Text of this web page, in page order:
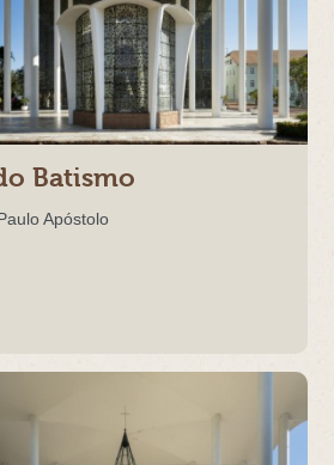
Batismo
Apóstolo